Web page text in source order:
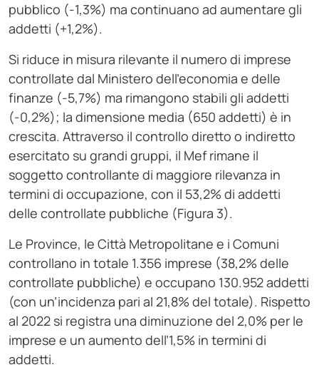
pubblico (-1,3%) ma continuano ad aumentare gli
addetti (+1,2%).
Si riduce in misura rilevante il numero di imprese
controllate dal Ministero dell’economia e delle
finanze (-5,7%) ma rimangono stabili gli addetti
(-0,2%); la dimensione media (650 addetti) è in
crescita. Attraverso il controllo diretto o indiretto
esercitato su grandi gruppi, il Mef rimane il
soggetto controllante di maggiore rilevanza in
termini di occupazione, con il 53,2% di addetti
delle controllate pubbliche (Figura 3).
Le Province, le Città Metropolitane e i Comuni
controllano in totale 1.356 imprese (38,2% delle
controllate pubbliche) e occupano 130.952 addetti
(con un’incidenza pari al 21,8% del totale). Rispetto
al 2022 si registra una diminuzione del 2,0% per le
imprese e un aumento dell’1,5% in termini di
addetti.